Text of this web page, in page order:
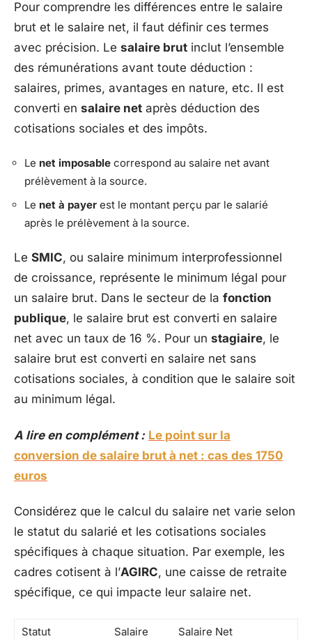
Pour comprendre les différences entre le salaire
brut et le salaire net, il faut définir ces termes
avec précision. Le salaire brut inclut l’ensemble
des rémunérations avant toute déduction :
salaires, primes, avantages en nature, etc. Il est
converti en salaire net après déduction des
cotisations sociales et des impôts.
Le net imposable correspond au salaire net avant
prélèvement à la source.
Le net à payer est le montant perçu par le salarié
après le prélèvement à la source.
Le SMIC, ou salaire minimum interprofessionnel
de croissance, représente le minimum légal pour
un salaire brut. Dans le secteur de la fonction
publique, le salaire brut est converti en salaire
net avec un taux de 16 %. Pour un stagiaire, le
salaire brut est converti en salaire net sans
cotisations sociales, à condition que le salaire soit
au minimum légal.
A lire en complément : Le point sur la
conversion de salaire brut à net : cas des 1750
euros
Considérez que le calcul du salaire net varie selon
le statut du salarié et les cotisations sociales
spécifiques à chaque situation. Par exemple, les
cadres cotisent à l’AGIRC, une caisse de retraite
spécifique, ce qui impacte leur salaire net.
Statut
Salaire
Salaire Net